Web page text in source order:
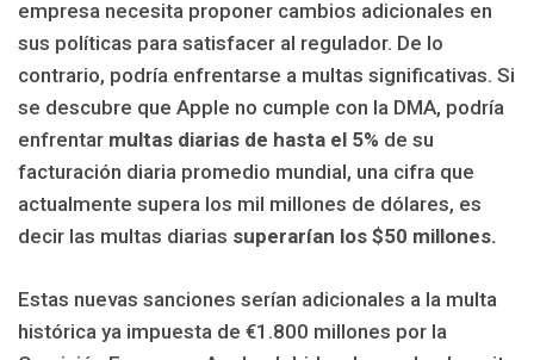
empresa necesita proponer cambios adicionales en
sus políticas para satisfacer al regulador. De lo
contrario, podría enfrentarse a multas significativas. Si
se descubre que Apple no cumple con la DMA, podría
enfrentar multas diarias de hasta el 5% de su
facturación diaria promedio mundial, una cifra que
actualmente supera los mil millones de dólares, es
decir las multas diarias superarían los $50 millones.
Estas nuevas sanciones serían adicionales a la multa
histórica ya impuesta de €1.800 millones por la